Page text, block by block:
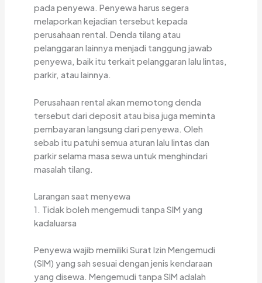
pada penyewa. Penyewa harus segera
melaporkan kejadian tersebut kepada
perusahaan rental. Denda tilang atau
pelanggaran lainnya menjadi tanggung jawab
penyewa, baik itu terkait pelanggaran lalu lintas,
parkir, atau lainnya.
Perusahaan rental akan memotong denda
tersebut dari deposit atau bisa juga meminta
pembayaran langsung dari penyewa. Oleh
sebab itu patuhi semua aturan lalu lintas dan
parkir selama masa sewa untuk menghindari
masalah tilang.
Larangan saat menyewa
1. Tidak boleh mengemudi tanpa SIM yang
kadaluarsa
Penyewa wajib memiliki Surat Izin Mengemudi
(SIM) yang sah sesuai dengan jenis kendaraan
yang disewa. Mengemudi tanpa SIM adalah